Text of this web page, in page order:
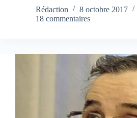
Rédaction
8 octobre 2017
18 commentaires